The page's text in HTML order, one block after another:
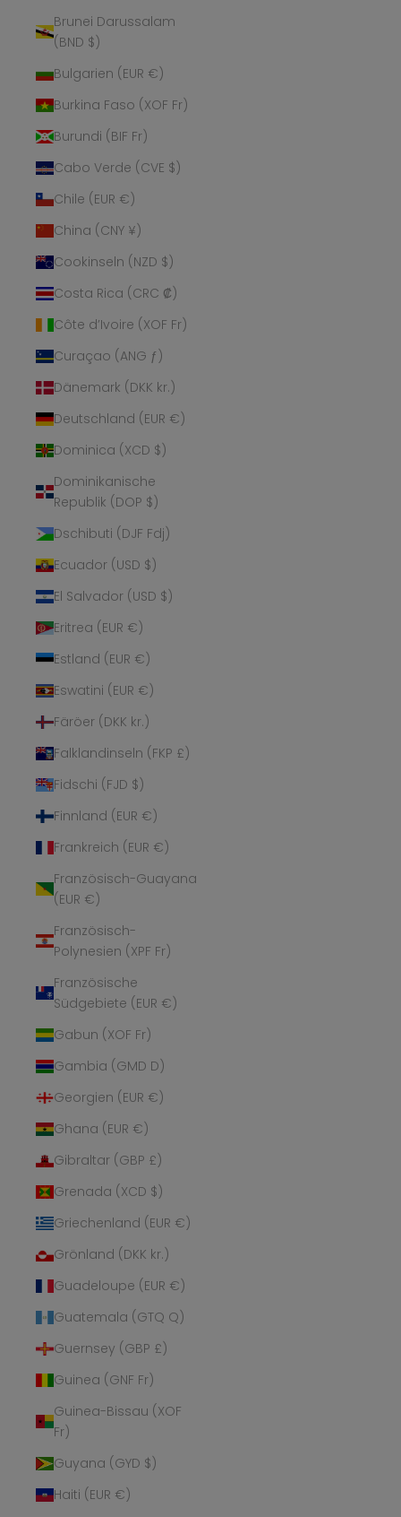
Brunei Darussalam
(BND $)
Bulgarien (EUR €)
Burkina Faso (XOF Fr)
Burundi (BIF Fr)
Cabo Verde (CVE $)
Chile (EUR €)
China (CNY ¥)
Cookinseln (NZD $)
Costa Rica (CRC ₡)
Côte d’Ivoire (XOF Fr)
Curaçao (ANG ƒ)
Dänemark (DKK kr.)
Deutschland (EUR €)
Dominica (XCD $)
Dominikanische
Republik (DOP $)
Dschibuti (DJF Fdj)
Ecuador (USD $)
El Salvador (USD $)
Eritrea (EUR €)
Estland (EUR €)
Eswatini (EUR €)
Färöer (DKK kr.)
Falklandinseln (FKP £)
Fidschi (FJD $)
Finnland (EUR €)
Frankreich (EUR €)
Französisch-Guayana
(EUR €)
Französisch-
Polynesien (XPF Fr)
Französische
Südgebiete (EUR €)
Gabun (XOF Fr)
Gambia (GMD D)
Georgien (EUR €)
Ghana (EUR €)
Gibraltar (GBP £)
Grenada (XCD $)
Griechenland (EUR €)
Grönland (DKK kr.)
Guadeloupe (EUR €)
Guatemala (GTQ Q)
Guernsey (GBP £)
Guinea (GNF Fr)
Guinea-Bissau (XOF
Fr)
Guyana (GYD $)
Haiti (EUR €)